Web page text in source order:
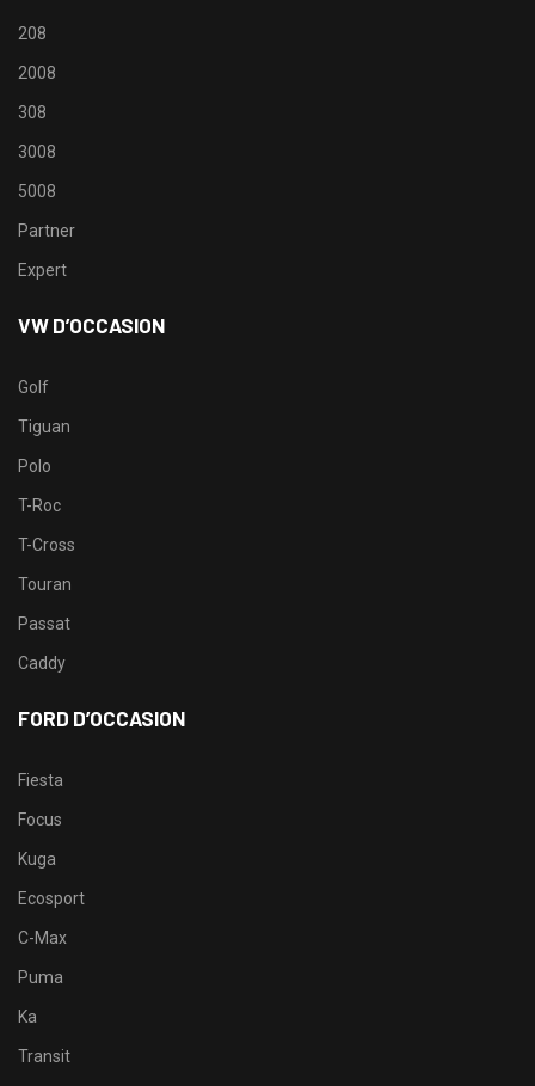
208
2008
308
3008
5008
Partner
Expert
VW D’OCCASION
Golf
Tiguan
Polo
T-Roc
T-Cross
Touran
Passat
Caddy
FORD D’OCCASION
Fiesta
Focus
Kuga
Ecosport
C-Max
Puma
Ka
Transit